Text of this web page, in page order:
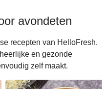
avondeten
recepten van HelloFresh.
en gezonde
zelf maakt.